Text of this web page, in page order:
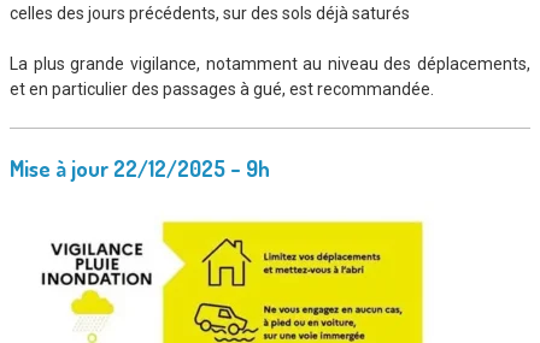
celles des jours précédents, sur des sols déjà saturés
La plus grande vigilance, notamment au niveau des déplacements,
et en particulier des passages à gué, est recommandée.
Mise à jour 22/12/2025 – 9h